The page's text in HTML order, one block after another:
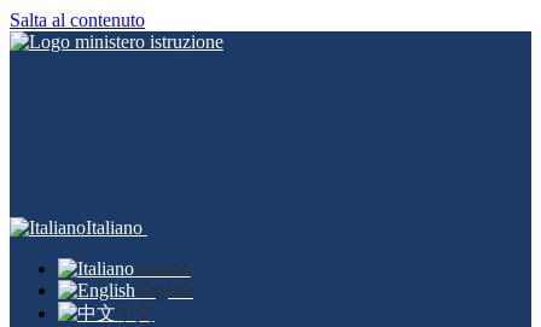
Salta al contenuto
Italiano
Italiano
English
中文